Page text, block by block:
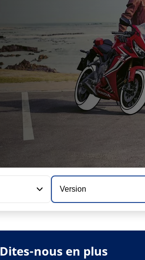
Version
Dites-nous en plus